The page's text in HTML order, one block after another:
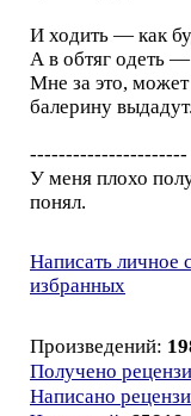
И ходить — как
А в обтяг одеть —
Мне за это,
балерину
----------------------
У меня плохо
понял.
Написать личное
избранных
Произведений:
Получено
Написано